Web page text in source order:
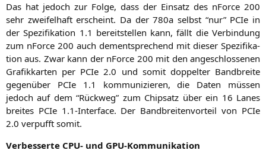
Das hat jedoch zur Fol­ge, dass der Ein­satz des nForce 200
sehr zwei­fel­haft erscheint. Da der 780a selbst “nur” PCIe in
der Spe­zi­fi­ka­ti­on 1.1 bereit­stel­len kann, fällt die Ver­bin­dung
zum nForce 200 auch dem­entspre­chend mit die­ser Spe­zi­fi­ka­
ti­on aus. Zwar kann der nForce 200 mit den ange­schlos­se­nen
Gra­fik­kar­ten per PCIe 2.0 und somit dop­pel­ter Band­brei­te
gegen­über PCIe 1.1 kom­mu­ni­zie­ren, die Daten müs­sen
jedoch auf dem “Rück­weg” zum Chip­satz über ein 16 Lanes
brei­tes PCIe 1.1‑Interface. Der Band­brei­ten­vor­teil von PCIe
2.0 ver­pufft somit.
Ver­bes­ser­te CPU- und GPU-Kommunikation